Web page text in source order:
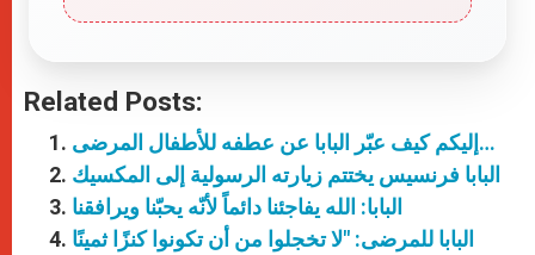
Related Posts:
إليكم كيف عبّر البابا عن عطفه للأطفال المرضى…
البابا فرنسيس يختتم زيارته الرسولية إلى المكسيك
البابا: الله يفاجئنا دائماً لأنّه يحبّنا ويرافقنا
البابا للمرضى: "لا تخجلوا من أن تكونوا كنزًا ثمينًا